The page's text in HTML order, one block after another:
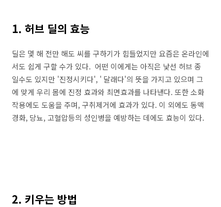
1. 허브 딜의 효능
딜은 몇 해 전만 해도 씨를 구하기가 힘들었지만 요즘은 온라인에
서도 쉽게 구할 수가 있다. 어떤 이에게는 아직은 낯선 허브 종
일수도 있지만 '진정시키다', ' 달래다'의 뜻을 가지고 있으며 그
에 맞게 우리 몸에 진정 효과와 최면효과를 나타낸다. 또한 소화
작용에도 도움을 주며, 구취제거에 효과가 있다. 이 외에도 동맥
경화, 당뇨, 고혈압등의 성인병을 예방하는 데에도 효능이 있다.
2. 키우는 방법